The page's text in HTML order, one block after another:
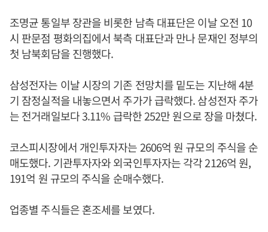
조명균 통일부 장관을 비롯한 남측 대표단은 이날 오전 10
시 판문점 평화의집에서 북측 대표단과 만나 문재인 정부의
첫 남북회담을 진행했다.
삼성전자는 이날 시장의 기존 전망치를 밑도는 지난해 4분
기 잠정실적을 내놓으면서 주가가 급락했다. 삼성전자 주가
는 전거래일보다 3.11% 급락한 252만 원으로 장을 마쳤다.
코스피시장에서 개인투자자는 2606억 원 규모의 주식을 순
매도했다. 기관투자자와 외국인투자자는 각각 2126억 원,
191억 원 규모의 주식을 순매수했다.
업종별 주식들은 혼조세를 보였다.